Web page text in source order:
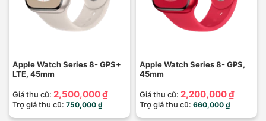
Apple Watch Series 8- GPS+
LTE, 45mm
Giá thu cũ: 2,500,000 ₫
Trợ giá thu cũ: 750,000 ₫
Apple Watch Series 8- GPS,
45mm
Giá thu cũ: 2,200,000 ₫
Trợ giá thu cũ: 660,000 ₫